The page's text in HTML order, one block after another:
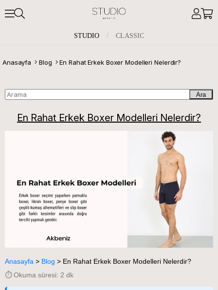
STUDIO / CLASSIC
Anasayfa Blog En Rahat Erkek Boxer Modelleri Nelerdir?
Ara
En Rahat Erkek Boxer Modelleri Nelerdir?
Anasayfa > Blog > En Rahat Erkek Boxer Modelleri Nelerdir?
⏱️ Okuma süresi: 2 dk